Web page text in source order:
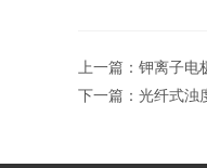
上一篇： 钾离子电
下一篇： 光纤式浊